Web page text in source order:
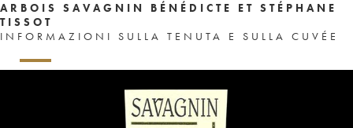
ARBOIS SAVAGNIN BÉNÉDICTE ET STÉPHANE
TISSOT
INFORMAZIONI SULLA TENUTA E SULLA CUVÉE